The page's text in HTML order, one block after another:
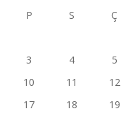
P
S Ç
3
4 5
10
11 12
17
18 19